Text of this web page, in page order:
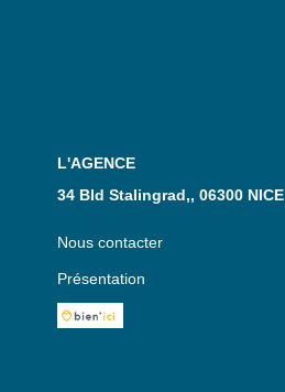
L'AGENCE
34 Bld Stalingrad,, 06300 NICE
Nous contacter
Présentation